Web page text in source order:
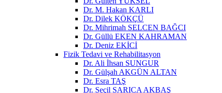
Dr. M. Hakan KARLI
Dr. Dilek KÖKÇÜ
Dr. Mihrimah SELCEN BAĞCI
Dr. Güllü EKEN KAHRAMAN
Dr. Deniz EKİCİ
Fizik Tedavi ve Rehabilitasyon
Dr. Ali İhsan SUNGUR
Dr. Gülşah AKGÜN ALTAN
Dr. Esra TAŞ
Dr. Seçil SARICA AKBAŞ